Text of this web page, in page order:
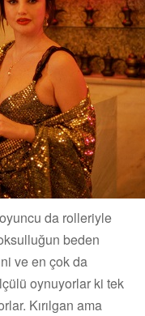
da rolleriyle
beden
ve en çok da
oynuyorlar ki tek
Kırılgan ama